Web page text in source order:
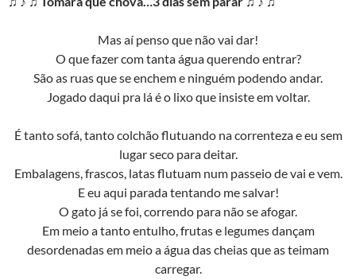
Mas aí penso que não vai dar!
O que fazer com tanta água querendo entrar?
São as ruas que se enchem e ninguém podendo andar.
Jogado daqui pra lá é o lixo que insiste em voltar.
É tanto sofá, tanto colchão flutuando na correnteza e eu sem
lugar seco para deitar.
Embalagens, frascos, latas flutuam num passeio de vai e vem.
E eu aqui parada tentando me salvar!
O gato já se foi, correndo para não se afogar.
Em meio a tanto entulho, frutas e legumes dançam
desordenadas em meio a água das cheias que as teimam
carregar.